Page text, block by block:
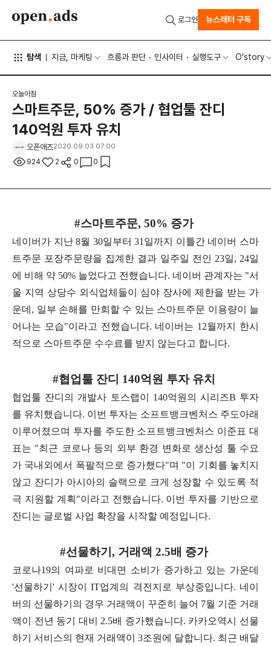
탐색 지금, 마케팅 흐름과 판단 인사이터 실행도구 O'story
로그인 뉴스레터 구독
오늘아침
스마트주문, 50% 증가 / 협업툴 잔디
140억원 투자 유치
오픈애즈2020.09.03 07:00
924 2 0 0
#스마트주문, 50% 증가
네이버가 지난 8월 30일부터 31일까지 이틀간 네이버 스마
트주문 포장주문량을 집계한 결과 일주일 전인 23일, 24일
에 비해 약 50% 늘었다고 전했습니다. 네이버 관계자는 "서
울 지역 상당수 외식업체들이 심야 장사에 제한을 받는 가
운데, 일부 손해를 만회할 수 있는 스마트주문 이용량이 늘
어나는 모습"이라고 전했습니다. 네이버는 12월까지 한시
적으로 스마트주문 수수료를 받지 않는다고 합니다.
#협업툴 잔디 140억원 투자 유치
협업툴 잔디의 개발사 토스랩이 140억원의 시리즈B 투자
를 유치했습니다. 이번 투자는 소프트뱅크벤처스 주도아래
이루어졌으며 투자를 주도한 소프트뱅크벤처스 이준표 대
표는 "최근 코로나 등의 외부 환경 변화로 생산성 툴 수요
가 국내외에서 폭팔적으로 증가했다"며 "이 기회를 놓치지
않고 잔디가 아시아의 슬랙으로 크게 성장할 수 있도록 적
극 지원할 계획"이라고 전했습니다. 이번 투자를 기반으로
잔디는 글로벌 사업 확장을 시작할 예정입니다.
#선물하기, 거래액 2.5배 증가
코로나19의 여파로 비대면 소비가 증가하고 있는 가운데
'선물하기' 시장이 IT업계의 격전지로 부상중입니다. 네이
버의 선물하기의 경우 거래액이 꾸준히 늘어 7월 기준 거래
액이 전년 동기 대비 2.5배 증가했습니다. 카카오역시 선물
하기 서비스의 현재 거래액이 3조원에 달합니다. 최근 배달